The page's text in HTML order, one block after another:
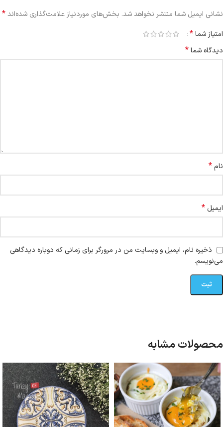
نشانی ایمیل شما منتشر نخواهد شد. بخش‌های موردنیاز علامت‌گذاری شده‌اند*
امتیاز شما*
دیدگاه شما*
نام*
ایمیل *
ذخیره نام، ایمیل و وبسایت من در مرورگر برای زمانی که دوباره دیدگاهی
می‌نویسم.
محصولات مشابه